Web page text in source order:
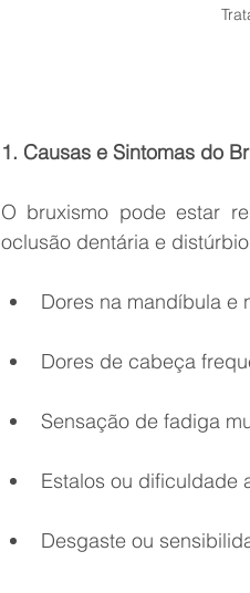
1. Causas e Sintomas do
O bruxismo pode estar
oclusão dentária e
Dores na mandíbula e
Dores de cabeça
Sensação de fadiga
Estalos ou dificuldade
Desgaste ou